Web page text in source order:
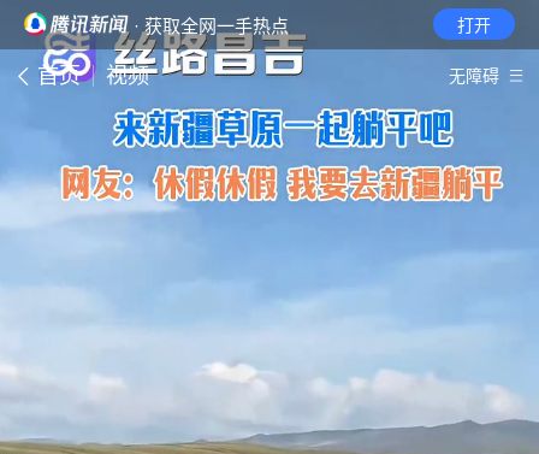
· 获取全网一手热点 打开
首页 视频 无障碍